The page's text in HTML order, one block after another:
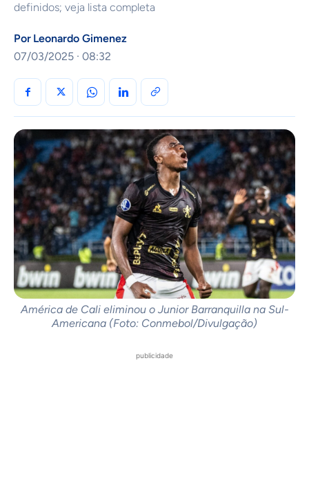
definidos; veja lista completa
Por Leonardo Gimenez
07/03/2025 · 08:32
América de Cali eliminou o Junior Barranquilla na Sul-
Americana (Foto: Conmebol/Divulgação)
publicidade